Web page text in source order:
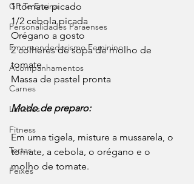
GP Te Ensina
Personalidades Paraenses
Empreendedorismo Feminino
Acompanhamentos
Carnes
Lanches
Fitness
Tortas
Peixes
1 tomate picado
1/2 cebola picada
Orégano a gosto
2 colheres de sopa de molho de
tomate
Massa de pastel pronta
Modo de preparo:
Em uma tigela, misture a mussarela, o
tomate, a cebola, o orégano e o
molho de tomate.